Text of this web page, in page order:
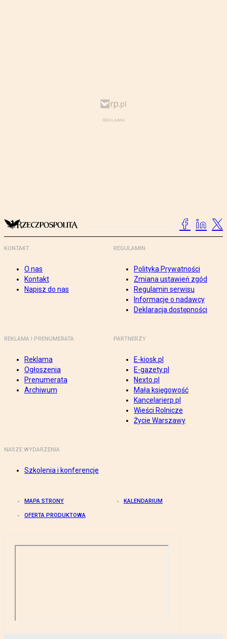
KONTAKT
O nas
Kontakt
Napisz do nas
REGULAMIN
Polityka Prywatności
Zmiana ustawień zgód
Regulamin serwisu
Informacje o nadawcy
Deklaracja dostępności
REKLAMA I PRENUMERATA
Reklama
Ogłoszenia
Prenumerata
Archiwum
PARTNERZY
E-kiosk.pl
E-gazety.pl
Nexto.pl
Mała księgowość
Kancelarierp.pl
Wieści Rolnicze
Życie Warszawy
NASZE WYDARZENIA
Szkolenia i konferencje
MAPA STRONY KALENDARIUM
OFERTA PRODUKTOWA